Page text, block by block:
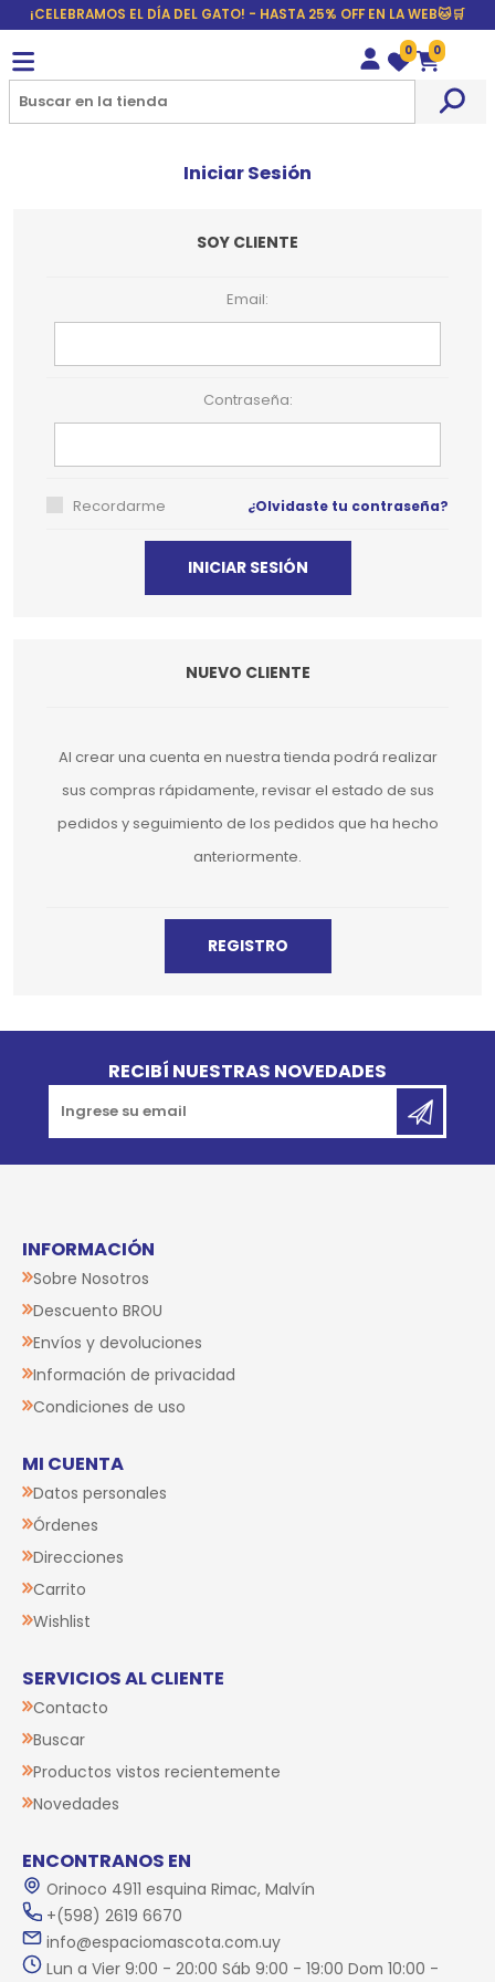
¡CELEBRAMOS EL DÍA DEL GATO! - HASTA 25% OFF EN LA WEB🐱🛒
Wishlist
0
Carrito
0
Iniciar Sesión
SOY CLIENTE
Email:
Contraseña:
Recordarme ¿Olvidaste tu contraseña?
NUEVO CLIENTE
Al crear una cuenta en nuestra tienda podrá realizar
sus compras rápidamente, revisar el estado de sus
pedidos y seguimiento de los pedidos que ha hecho
anteriormente.
RECIBÍ NUESTRAS NOVEDADES
INFORMACIÓN
Sobre Nosotros
Descuento BROU
Envíos y devoluciones
Información de privacidad
Condiciones de uso
MI CUENTA
Datos personales
Órdenes
Direcciones
Carrito
Wishlist
SERVICIOS AL CLIENTE
Contacto
Buscar
Productos vistos recientemente
Novedades
ENCONTRANOS EN
Orinoco 4911 esquina Rimac, Malvín
+(598) 2619 6670
info@espaciomascota.com.uy
Lun a Vier 9:00 - 20:00 Sáb 9:00 - 19:00 Dom 10:00 -